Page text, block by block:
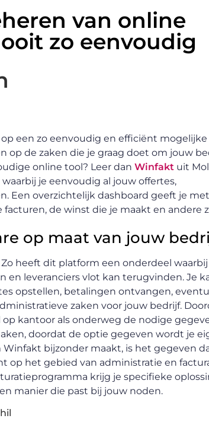
van online
zo eenvoudig
een zo eenvoudig en efficiënt
op de zaken die je graag doet om jouw
online tool? Leer dan Winfakt uit Mol
je eenvoudig al jouw offertes,
Een overzichtelijk dashboard geeft je
de winst die je maakt en andere
op maat van jouw
heeft dit platform een onderdeel waarbij
leveranciers vlot kan terugvinden. Je
opstellen, betalingen ontvangen,
zaken voor jouw bedrijf.
kantoor als onderweg de nodige
doordat de optie gegeven wordt je
bijzonder maakt, is het gegeven
op het gebied van administratie en
krijg je specifieke
manier die past bij jouw noden.